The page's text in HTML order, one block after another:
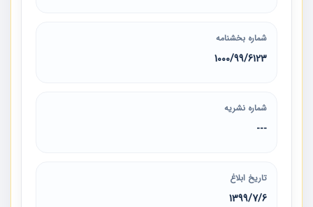
شماره بخشنامه
1000/99/6123
شماره نشریه
---
تاریخ ابلاغ
1399/7/6